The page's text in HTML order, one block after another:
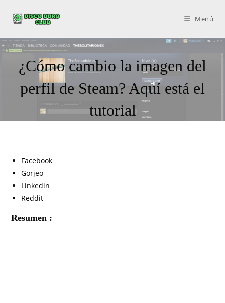
Menú
¿Cómo cambio la imagen del
perfil de Steam? Aquí está el
tutorial
Facebook
Gorjeo
Linkedin
Reddit
Resumen :